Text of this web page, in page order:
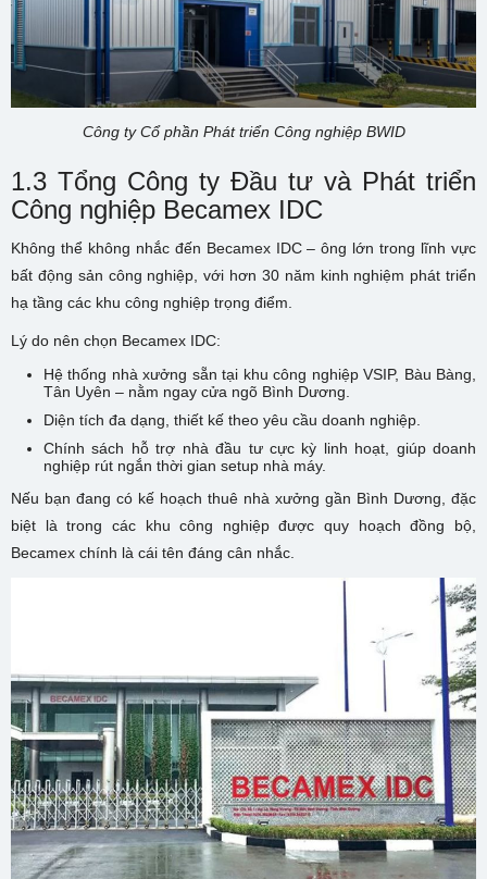
Công ty Cổ phần Phát triển Công nghiệp BWID
1.3 Tổng Công ty Đầu tư và Phát triển
Công nghiệp Becamex IDC
Không thể không nhắc đến Becamex IDC – ông lớn trong lĩnh vực
bất động sản công nghiệp, với hơn 30 năm kinh nghiệm phát triển
hạ tầng các khu công nghiệp trọng điểm.
Lý do nên chọn Becamex IDC:
Hệ thống nhà xưởng sẵn tại khu công nghiệp VSIP, Bàu Bàng,
Tân Uyên – nằm ngay cửa ngõ Bình Dương.
Diện tích đa dạng, thiết kế theo yêu cầu doanh nghiệp.
Chính sách hỗ trợ nhà đầu tư cực kỳ linh hoạt, giúp doanh
nghiệp rút ngắn thời gian setup nhà máy.
Nếu bạn đang có kế hoạch thuê nhà xưởng gần Bình Dương, đặc
biệt là trong các khu công nghiệp được quy hoạch đồng bộ,
Becamex chính là cái tên đáng cân nhắc.